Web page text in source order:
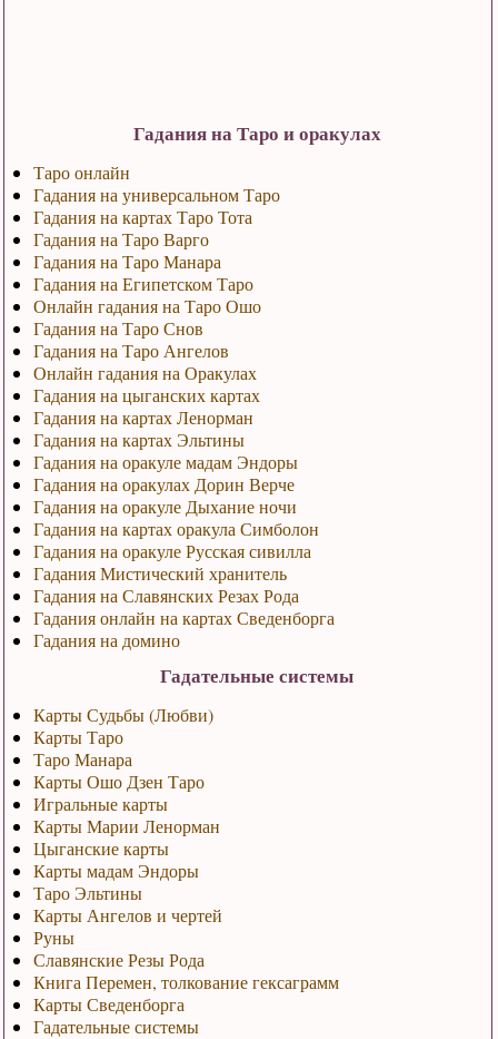
Гадания на Таро и оракулах
Таро онлайн
Гадания на универсальном Таро
Гадания на картах Таро Тота
Гадания на Таро Варго
Гадания на Таро Манара
Гадания на Египетском Таро
Онлайн гадания на Таро Ошо
Гадания на Таро Снов
Гадания на Таро Ангелов
Онлайн гадания на Оракулах
Гадания на цыганских картах
Гадания на картах Ленорман
Гадания на картах Эльтины
Гадания на оракуле мадам Эндоры
Гадания на оракулах Дорин Верче
Гадания на оракуле Дыхание ночи
Гадания на картах оракула Симболон
Гадания на оракуле Русская сивилла
Гадания Мистический хранитель
Гадания на Славянских Резах Рода
Гадания онлайн на картах Сведенборга
Гадания на домино
Гадательные системы
Карты Судьбы (Любви)
Карты Таро
Таро Манара
Карты Ошо Дзен Таро
Игральные карты
Карты Марии Ленорман
Цыганские карты
Карты мадам Эндоры
Таро Эльтины
Карты Ангелов и чертей
Руны
Славянские Резы Рода
Книга Перемен, толкование гексаграмм
Карты Сведенборга
Гадательные системы